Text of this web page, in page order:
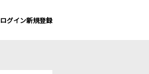
ログイン新規登録